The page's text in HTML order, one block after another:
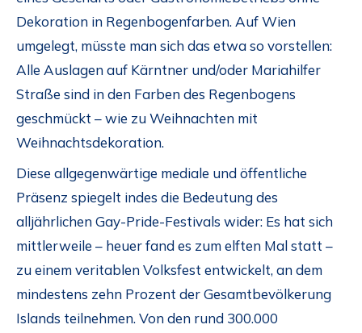
Dekoration in Regenbogenfarben. Auf Wien
umgelegt, müsste man sich das etwa so vorstellen:
Alle Auslagen auf Kärntner und/oder Mariahilfer
Straße sind in den Farben des Regenbogens
geschmückt – wie zu Weihnachten mit
Weihnachtsdekoration.
Diese allgegenwärtige mediale und öffentliche
Präsenz spiegelt indes die Bedeutung des
alljährlichen Gay-Pride-Festivals wider: Es hat sich
mittlerweile – heuer fand es zum elften Mal statt –
zu einem veritablen Volksfest entwickelt, an dem
mindestens zehn Prozent der Gesamtbevölkerung
Islands teilnehmen. Von den rund 300.000